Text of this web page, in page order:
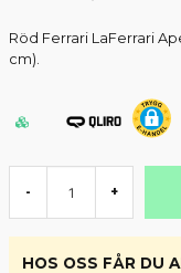
Röd Ferrari LaFerrari
cm).
- +
HOS OSS FÅR DU